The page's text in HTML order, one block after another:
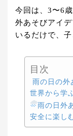
今回は、3〜6
外あそびアイ
いるだけで、
目次
雨の日の外
世界から学
雨の日外
安全に楽し